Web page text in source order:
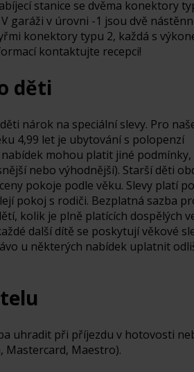
stanice se dvěma konektory
garáži v úrovni -1 jsou dvě
konektory typu 2, každá s
kontaktujte recepci!
děti
nárok na speciální slevy. Pro
4,99 let je ubytování s polopenzí
mohou platit jiné podmínky,
nebo výhodnější). Starší děti
pokoje podle věku. Slevy platí
pokoj s rodiči. Bezplatná sazba
kolik je plně platících dospělých
další dítě se poskytují věkové
u některých nabídek uplatnit
uhradit při příjezdu v hotovosti
Mastercard, Maestro).